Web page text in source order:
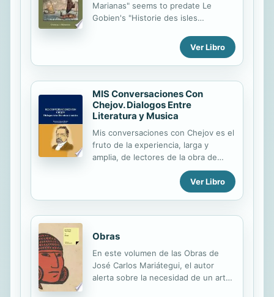
Marianas" seems to predate Le
Gobien's "Historie des isles
the basis for Le Gobien's work. Le
Gobien attributed some of the
investigative work for his book to
Morales but the editor makes the
case that the opposite was true
Ver Libro
MIS Conversaciones Con
Chejov. Dialogos Entre
Literatura y Musica
Mis conversaciones con Chejov es el
fruto de la experiencia, larga y
amplia, de lectores de la obra de
Chejov y de la experiencia de dos
escritores enriquecida con
disciplinas tan variadas como la
pintura, el cine o el teatro. Este
imaginaria del deseo de un
encuentro con el mas grande
escritor ruso, que da lugar a
conversaciones y cartas; estas
Ver Libro
Obras
En este volumen de las Obras de
José Carlos Mariátegui, el autor
alerta sobre la necesidad de un arte